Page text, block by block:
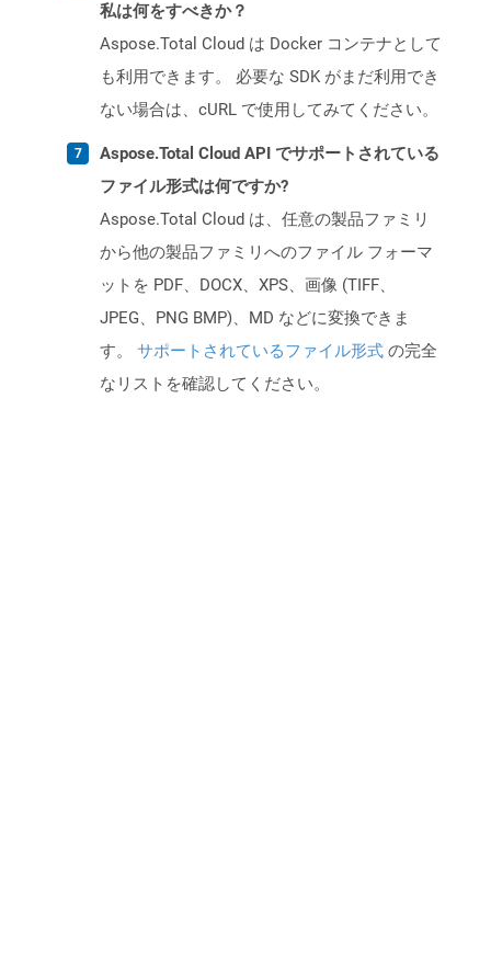
私は何をすべきか？
Aspose.Total Cloud は Docker コンテナとして
も利用できます。 必要な SDK がまだ利用でき
ない場合は、cURL で使用してみてください。
Aspose.Total Cloud API でサポートされている
ファイル形式は何ですか?
Aspose.Total Cloud は、任意の製品ファミリ
から他の製品ファミリへのファイル フォーマ
ットを PDF、DOCX、XPS、画像 (TIFF、
JPEG、PNG BMP)、MD などに変換できま
す。 サポートされているファイル形式 の完全
なリストを確認してください。